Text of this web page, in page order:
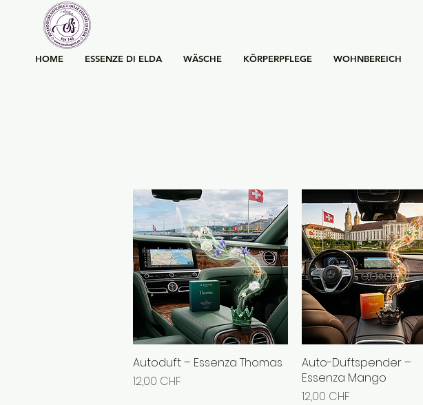
HOME ESSENZE DI ELDA WÄSCHE KÖRPERPFLEGE WOHNBEREICH
Schnellansicht
Autoduft – Essenza Thomas
Preis
12,00 CHF
Schnellansicht
Auto-Duftspender –
Essenza Mango
Preis
12,00 CHF